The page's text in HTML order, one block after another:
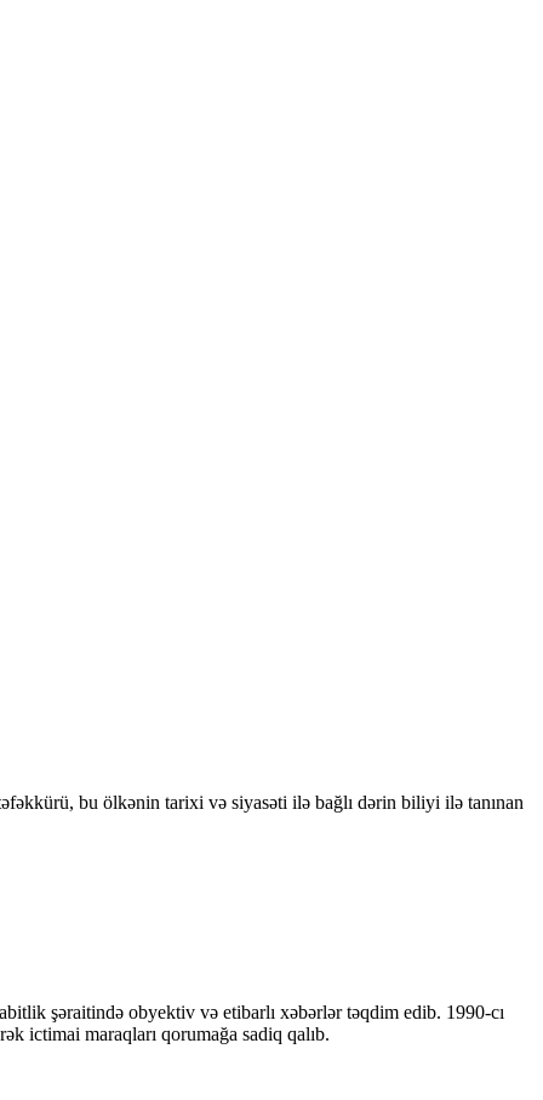
bu ölkənin tarixi və siyasəti ilə bağlı dərin biliyi ilə tanınan
şəraitində obyektiv və etibarlı xəbərlər təqdim edib. 1990-cı
ictimai maraqları qorumağa sadiq qalıb.